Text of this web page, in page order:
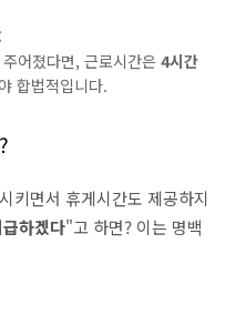
어졌다면, 근로시간은 4시간
합법적입니다.
키면서 휴게시간도 제공하지
하겠다"고 하면? 이는 명백